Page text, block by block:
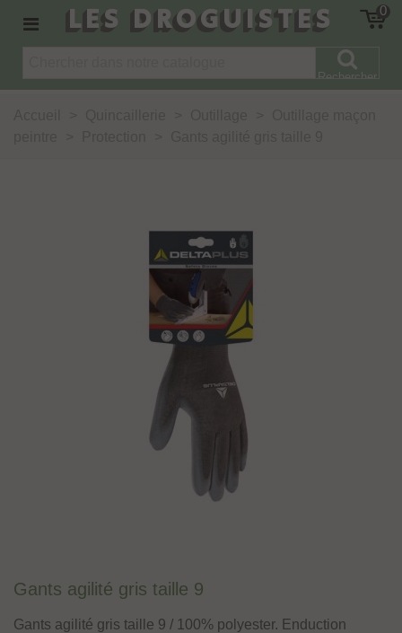
LES DROGUISTES 0
Rechercher
Gants agilité gris taille 9
Gants agilité gris taille 9 / 100% polyester. Enduction